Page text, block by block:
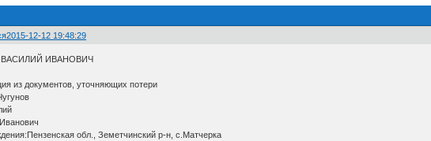
2015-12-12 19:48:29
ИВАНОВИЧ
из документов, уточняющих потери
обл., Земетчинский р-н, с.Матчерка